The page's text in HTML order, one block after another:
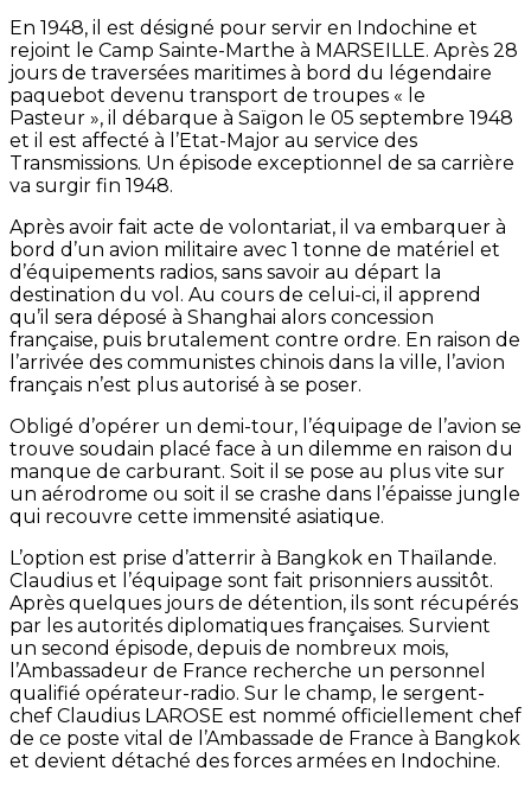
En 1948, il est désigné pour servir en Indochine et
rejoint le Camp Sainte-Marthe à MARSEILLE. Après 28
jours de traversées maritimes à bord du légendaire
paquebot devenu transport de troupes « le
Pasteur », il débarque à Saïgon le 05 septembre 1948
et il est affecté à l’Etat-Major au service des
Transmissions. Un épisode exceptionnel de sa carrière
va surgir fin 1948.
Après avoir fait acte de volontariat, il va embarquer à
bord d’un avion militaire avec 1 tonne de matériel et
d’équipements radios, sans savoir au départ la
destination du vol. Au cours de celui-ci, il apprend
qu’il sera déposé à Shanghai alors concession
française, puis brutalement contre ordre. En raison de
l’arrivée des communistes chinois dans la ville, l’avion
français n’est plus autorisé à se poser.
Obligé d’opérer un demi-tour, l’équipage de l’avion se
trouve soudain placé face à un dilemme en raison du
manque de carburant. Soit il se pose au plus vite sur
un aérodrome ou soit il se crashe dans l’épaisse jungle
qui recouvre cette immensité asiatique.
L’option est prise d’atterrir à Bangkok en Thaïlande.
Claudius et l’équipage sont fait prisonniers aussitôt.
Après quelques jours de détention, ils sont récupérés
par les autorités diplomatiques françaises. Survient
un second épisode, depuis de nombreux mois,
l’Ambassadeur de France recherche un personnel
qualifié opérateur-radio. Sur le champ, le sergent-
chef Claudius LAROSE est nommé officiellement chef
de ce poste vital de l’Ambassade de France à Bangkok
et devient détaché des forces armées en Indochine.